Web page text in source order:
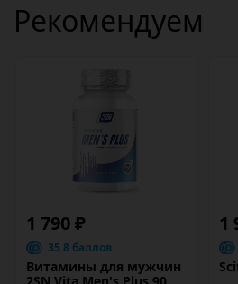
Рекомендуем
1 790 ₽
35.8 баллов
Витамины для мужчин
1